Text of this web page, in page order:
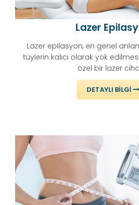
Lazer
Lazer epilasyon, en genel
tüylerin kalıcı olarak yok
özel bir lazer
DETAYLI BILGI